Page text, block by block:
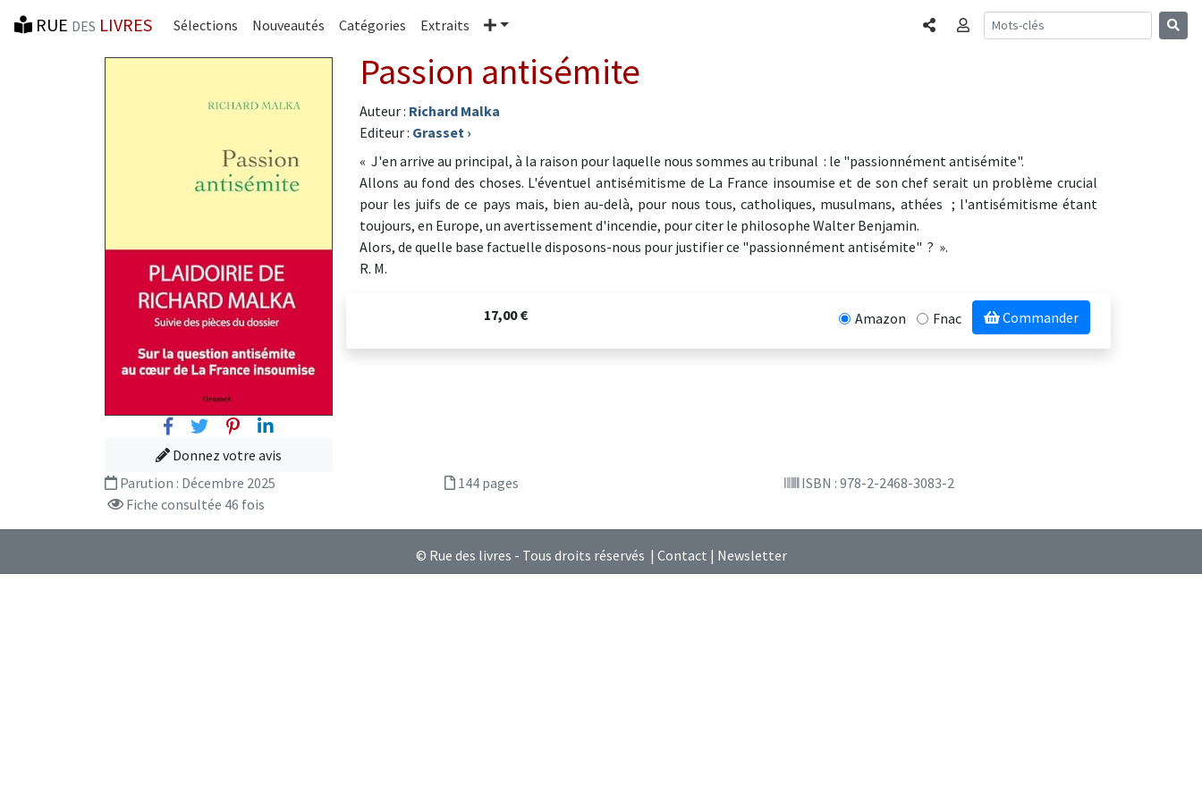
RUE DES LIVRES Sélections Nouveautés Catégories Extraits Plus PartagerConnexion
FacebookTwitterPinterest
Linkedin
Donnez votre avis
Passion antisémite
Auteur : Richard Malka
Editeur : Grasset ›
« J'en arrive au principal, à la raison pour laquelle nous sommes au tribunal : le "passionnément antisémite".
Allons au fond des choses. L'éventuel antisémitisme de La France insoumise et de son chef serait un problème crucial
pour les juifs de ce pays mais, bien au-delà, pour nous tous, catholiques, musulmans, athées ; l'antisémitisme étant
toujours, en Europe, un avertissement d'incendie, pour citer le philosophe Walter Benjamin.
Alors, de quelle base factuelle disposons-nous pour justifier ce "passionnément antisémite" ? ».
R. M.
17,00 € Amazon Fnac Commander
Parution : Décembre 2025 144 pages
ISBN : 978-2-2468-3083-2
Fiche consultée 46 fois
© Rue des livres - Tous droits réservés | Contact | Newsletter